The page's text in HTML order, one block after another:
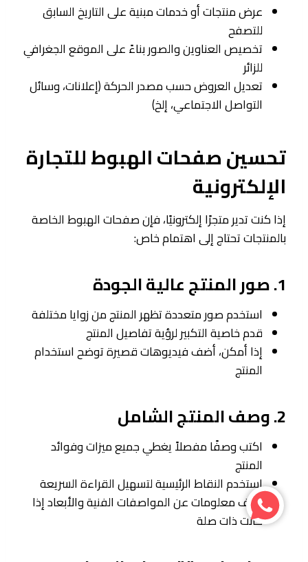
عرض منتجات أو خدمات مبنية على التاريخ السابق
للتصفح
تخصيص العناوين والصور بناءً على الموقع الجغرافي
للزائر
تعديل العروض حسب مصدر الحركة (إعلانات، وسائل
التواصل الاجتماعي، إلخ)
تحسين صفحات الهبوط للتجارة
الإلكترونية
إذا كنت تدير متجرًا إلكترونيًا، فإن صفحات الهبوط الخاصة
بالمنتجات تحتاج إلى اهتمام خاص:
1. صور المنتج عالية الجودة
استخدم صور متعددة تظهر المنتج من زوايا مختلفة
قدم خاصية التكبير لرؤية تفاصيل المنتج
إذا أمكن، أضف فيديوهات قصيرة توضح استخدام
المنتج
2. وصف المنتج الشامل
اكتب وصفًا مفصلاً يغطي جميع ميزات وفوائد
المنتج
استخدم النقاط الرئيسية لتسهيل القراءة السريعة
أضف معلومات عن المواصفات الفنية والأبعاد إذا
كانت ذات صلة